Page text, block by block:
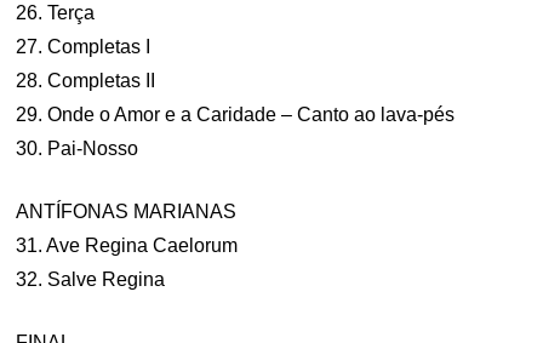
26. Terça
27. Completas I
28. Completas II
29. Onde o Amor e a Caridade – Canto ao lava-pés
30. Pai-Nosso
ANTÍFONAS MARIANAS
31. Ave Regina Caelorum
32. Salve Regina